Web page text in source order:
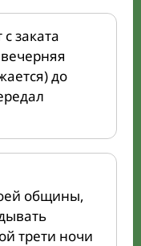
заката
до
общины,
трети ночи